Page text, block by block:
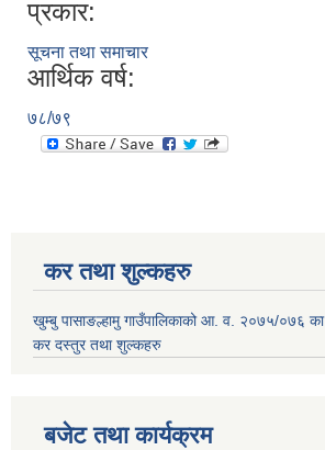
प्रकार:
सूचना तथा समाचार
आर्थिक वर्ष:
७८/७९
कर तथा शुल्कहरु
खुम्बु पासाङल्हामु गाउँपालिकाको आ. व. २०७५/०७६ का
कर दस्तुर तथा शुल्कहरु
बजेट तथा कार्यक्रम